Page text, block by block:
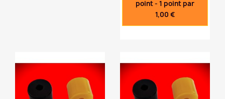
point - 1 point par
1,00 €